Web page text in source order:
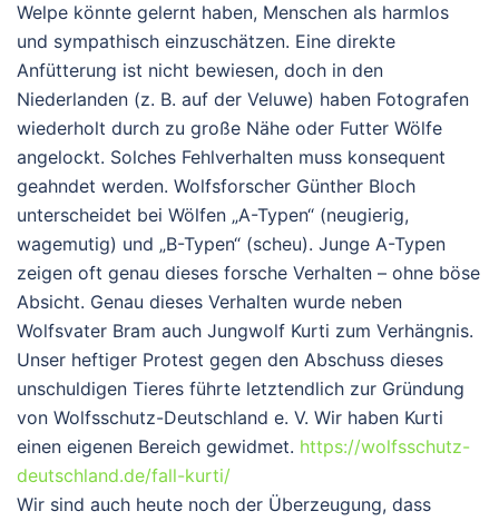
Welpe könnte gelernt haben, Menschen als harmlos
und sympathisch einzuschätzen. Eine direkte
Anfütterung ist nicht bewiesen, doch in den
Niederlanden (z. B. auf der Veluwe) haben Fotografen
wiederholt durch zu große Nähe oder Futter Wölfe
angelockt. Solches Fehlverhalten muss konsequent
geahndet werden. Wolfsforscher Günther Bloch
unterscheidet bei Wölfen „A-Typen“ (neugierig,
wagemutig) und „B-Typen“ (scheu). Junge A-Typen
zeigen oft genau dieses forsche Verhalten – ohne böse
Absicht. Genau dieses Verhalten wurde neben
Wolfsvater Bram auch Jungwolf Kurti zum Verhängnis.
Unser heftiger Protest gegen den Abschuss dieses
unschuldigen Tieres führte letztendlich zur Gründung
von Wolfsschutz-Deutschland e. V. Wir haben Kurti
einen eigenen Bereich gewidmet. https://wolfsschutz-
deutschland.de/fall-kurti/
Wir sind auch heute noch der Überzeugung, dass